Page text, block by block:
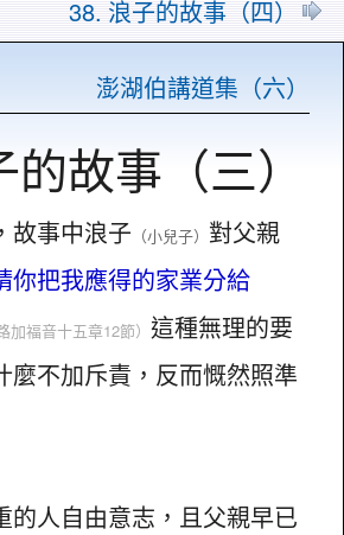
38. 浪子的故事（四）
澎湖伯講道集（六）
故事（三）
故事中浪子 （小兒子） 對父親
你把我應得的家業分給
加福音十五章12節）這種無理的要
麼不加斥責，反而慨然照準
的人自由意志，且父親早已